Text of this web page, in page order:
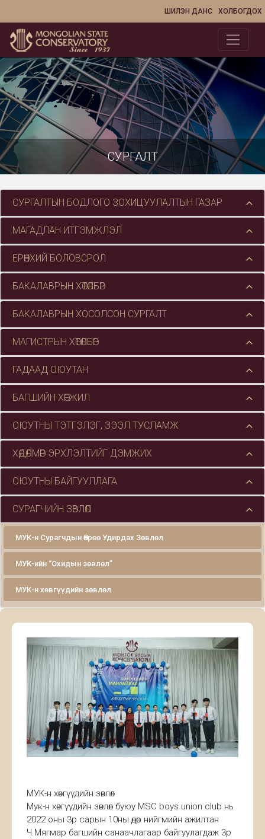
ХОЛБОГДОХ
ШИЛЭН ДАНС
СУРГАЛТ
СУРГАЛТЫН БОДЛОГО ЗОХИЦУУЛАЛТЫН ГАЗАР
МАГАДЛАН ИТГЭМЖЛЭЛ
ЕРӨНХИЙ БОЛОВСРОЛ
БАКАЛАВРЫН ХӨТӨЛБӨР
БАКАЛАВРЫН ХОСОЛСОН СУРГАЛТ
МАГИСТРЫН ХӨТӨЛБӨР
ГАДААД ОЮУТАН
БАГШИЙН ХӨГЖИЛ
ОЮУТНЫ ТЭТГЭЛЭГ, ЗЭЭЛ ТУСЛАМЖ
ХӨДӨЛМӨР ЭРХЛЭЛТИЙГ ДЭМЖИХ
ОЮУТНЫ БАЙГУУЛЛАГА
СУРАГЧИЙН ЗӨВЛӨЛ
МУК-н Сурагчдын Өөрөө Удирдах Зөвлөл
МУК-ийн “Охидын зөвлөл”
МУК-н хөвгүүдийн зөвлөл
МУК-н хөвгүүдийн зөвлөл
Мук-н хөвгүүдийн зөвлөл буюу MSC boys union club нь
2022 оны 3р сарын 10ны өдөр нийгмийн ажилтан
Ч.Мягмар багшийн санаачлагаар байгуулагдаж 3р